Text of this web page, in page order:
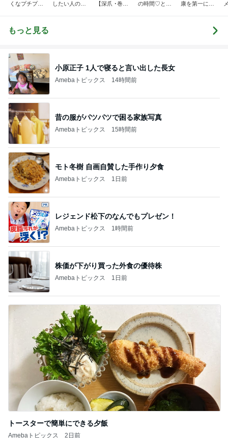
くなプチプラ
したい人のた
【深爪 ･巻き
の時間♡とき
康を第一に考
人気のネイル
サロン・ネイ
もっと見る
小原正子 1人で寝ると言い出した長女
Amebaトピックス 14時間前
昔の服がパツパツで困る家族写真
Amebaトピックス 15時間前
モト冬樹 自画自賛した手作り夕食
Amebaトピックス 1日前
レジェンド松下のなんでもプレゼン！
Amebaトピックス 1時間前
株価が下がり買った外食の優待株
Amebaトピックス 1日前
トースターで簡単にできる夕飯
Amebaトピックス 2日前